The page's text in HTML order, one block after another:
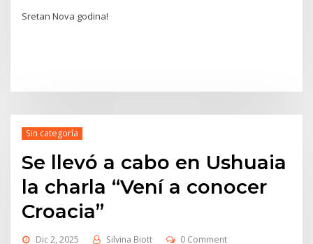
Sretan Nova godina!
Sin categoría
Se llevó a cabo en Ushuaia
la charla “Vení a conocer
Croacia”
Dic 2, 2025 Silvina Biott 0 Comment